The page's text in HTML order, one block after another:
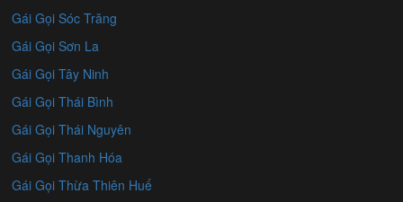
Gái Gọi Sóc Trăng
Gái Gọi Sơn La
Gái Gọi Tây Ninh
Gái Gọi Thái Bình
Gái Gọi Thái Nguyên
Gái Gọi Thanh Hóa
Gái Gọi Thừa Thiên Huế